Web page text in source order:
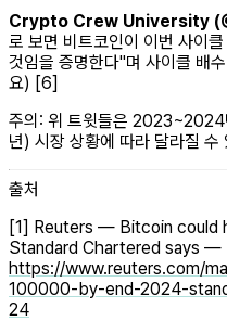
Crypto Crew University
로 보면 비트코인이 이번 사이
것임을 증명한다"며 사이클 배
요) [6]
주의: 위 트윗들은
년) 시장 상황에 따라 달라질 수
출처
[1] Reuters — Bitcoin
Standard Chartered says —
https://www.reuters.com/
100000-by-end-2024-
24